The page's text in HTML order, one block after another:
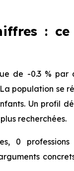
:
de -0.3 % par
population se
Un profil
recherchées.
0